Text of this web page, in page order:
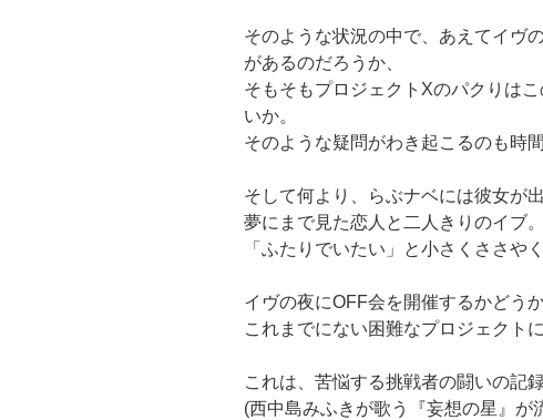
そのような状況の中で、あえてイヴ
があるのだろうか、
そもそもプロジェクトXのパクりは
いか。
そのような疑問がわき起こるのも時
そして何より、らぶナベには彼女が
夢にまで見た恋人と二人きりのイブ。
「ふたりでいたい」と小さくささや
イヴの夜にOFF会を開催するかどう
これまでにない困難なプロジェクト
これは、苦悩する挑戦者の闘いの記
(西中島みふきが歌う『妄想の星』が